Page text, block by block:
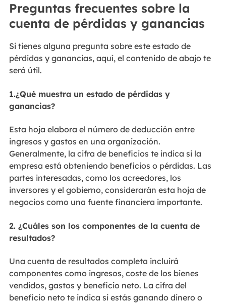
Preguntas frecuentes sobre la
cuenta de pérdidas y ganancias
Si tienes alguna pregunta sobre este estado de
pérdidas y ganancias, aquí, el contenido de abajo te
será útil.
1.¿Qué muestra un estado de pérdidas y
ganancias?
Esta hoja elabora el número de deducción entre
ingresos y gastos en una organización.
Generalmente, la cifra de beneficios te indica si la
empresa está obteniendo beneficios o pérdidas. Las
partes interesadas, como los acreedores, los
inversores y el gobierno, considerarán esta hoja de
negocios como una fuente financiera importante.
2. ¿Cuáles son los componentes de la cuenta de
resultados?
Una cuenta de resultados completa incluirá
componentes como ingresos, coste de los bienes
vendidos, gastos y beneficio neto. La cifra del
beneficio neto te indica si estás ganando dinero o